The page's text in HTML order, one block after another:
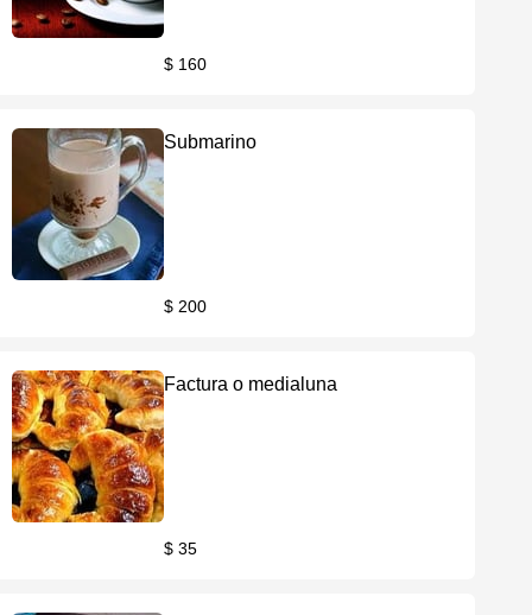
$ 160
Submarino
$ 200
Factura o medialuna
$ 35